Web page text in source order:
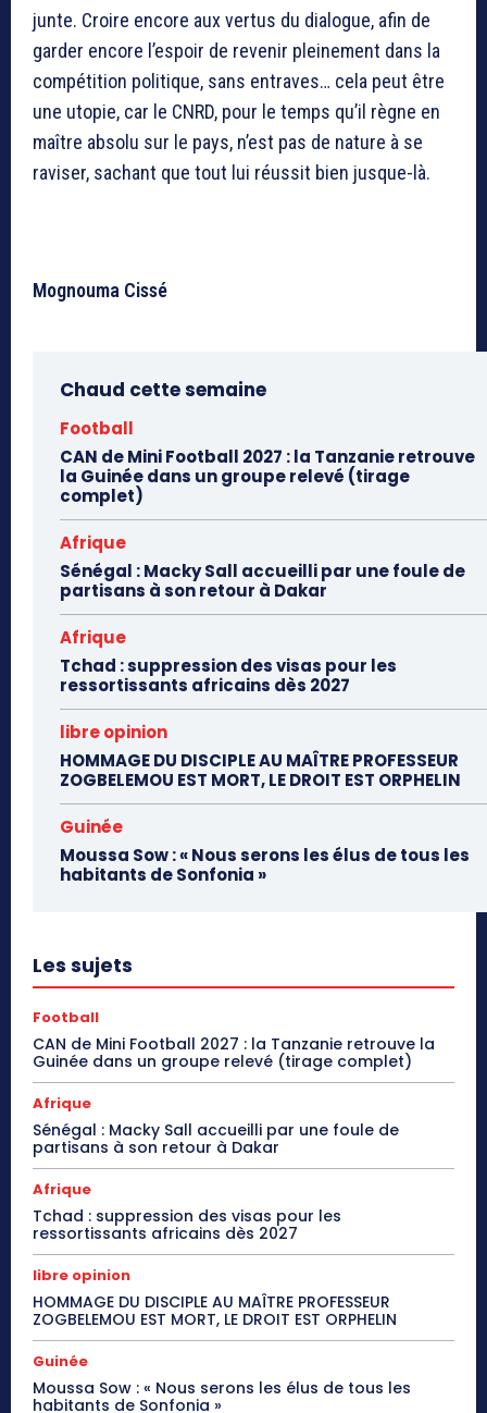
junte. Croire encore aux vertus du dialogue, afin de
garder encore l’espoir de revenir pleinement dans la
compétition politique, sans entraves… cela peut être
une utopie, car le CNRD, pour le temps qu’il règne en
maître absolu sur le pays, n’est pas de nature à se
raviser, sachant que tout lui réussit bien jusque-là.
Mognouma Cissé
Chaud cette semaine
Football
CAN de Mini Football 2027 : la Tanzanie retrouve
la Guinée dans un groupe relevé (tirage
complet)
Afrique
Sénégal : Macky Sall accueilli par une foule de
partisans à son retour à Dakar
Afrique
Tchad : suppression des visas pour les
ressortissants africains dès 2027
libre opinion
HOMMAGE DU DISCIPLE AU MAÎTRE PROFESSEUR
ZOGBELEMOU EST MORT, LE DROIT EST ORPHELIN
Guinée
Moussa Sow : « Nous serons les élus de tous les
habitants de Sonfonia »
Les sujets
Football
CAN de Mini Football 2027 : la Tanzanie retrouve la
Guinée dans un groupe relevé (tirage complet)
Afrique
Sénégal : Macky Sall accueilli par une foule de
partisans à son retour à Dakar
Afrique
Tchad : suppression des visas pour les
ressortissants africains dès 2027
libre opinion
HOMMAGE DU DISCIPLE AU MAÎTRE PROFESSEUR
ZOGBELEMOU EST MORT, LE DROIT EST ORPHELIN
Guinée
Moussa Sow : « Nous serons les élus de tous les
habitants de Sonfonia »